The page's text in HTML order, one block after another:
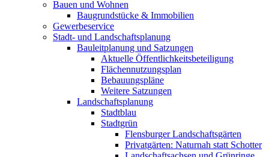
Bauen und Wohnen
Baugrundstücke & Immobilien
Gewerbeservice
Stadt- und Landschaftsplanung
Bauleitplanung und Satzungen
Aktuelle Öffentlichkeitsbeteiligung
Flächennutzungsplan
Bebauungspläne
Weitere Satzungen
Landschaftsplanung
Stadtblau
Stadtgrün
Flensburger Landschaftsgärten
Privatgärten: Naturnah statt Schotter